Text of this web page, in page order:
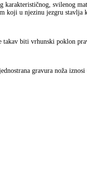
karakterističnog, svilenog
koji u njezinu jezgru stavlja
takav biti vrhunski poklon
gravura noža iznosi